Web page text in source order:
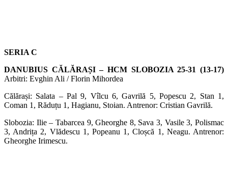
SERIA C
DANUBIUS CĂLĂRAȘI – HCM SLOBOZIA 25-31 (13-17)
Arbitri: Evghin Ali / Florin Mihordea
Călărași: Salata – Pal 9, Vîlcu 6, Gavrilă 5, Popescu 2, Stan 1,
Coman 1, Răduțu 1, Hagianu, Stoian. Antrenor: Cristian Gavrilă.
Slobozia: Ilie – Tabarcea 9, Gheorghe 8, Sava 3, Vasile 3, Polismac
3, Andrița 2, Vlădescu 1, Popeanu 1, Cloșcă 1, Neagu. Antrenor:
Gheorghe Irimescu.